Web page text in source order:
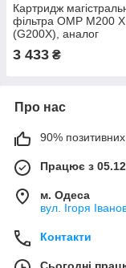
Картридж
фільтра OMP M200 X
(G200X), аналог
Drytec, Ozen
3 433 ₴
Про нас
90% позитивних
Працює з
м. Одеса
вул. Ігоря
Контакти